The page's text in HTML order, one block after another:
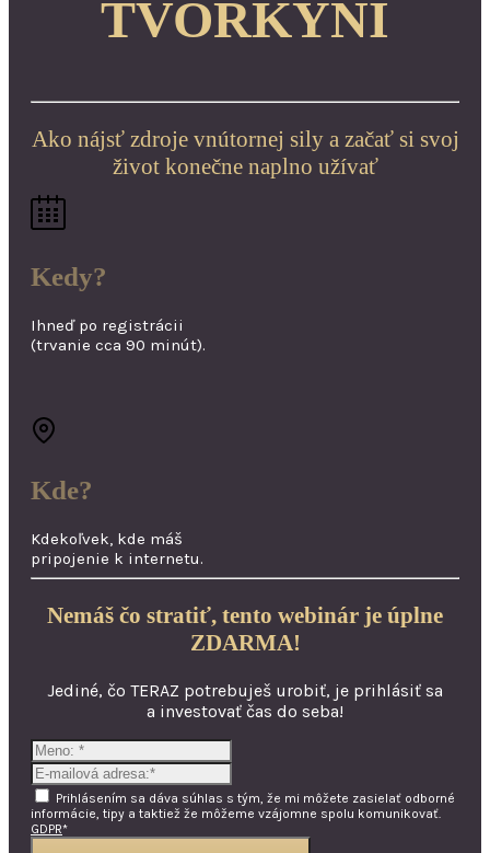
TVORKYNI
Ako nájsť zdroje vnútornej sily a začať si svoj
život konečne naplno užívať
Kedy?
Ihneď po registrácii
(trvanie cca 90 minút).
Kde?
Kdekoľvek, kde máš
pripojenie k internetu.
Nemáš čo stratiť, tento webinár je úplne
ZDARMA!
Jediné, čo TERAZ potrebuješ urobiť, je prihlásiť sa
a investovať čas do seba!
Prihlásením sa dáva súhlas s tým, že mi môžete zasielať odborné
informácie, tipy a taktiež že môžeme vzájomne spolu komunikovať.
GDPR*